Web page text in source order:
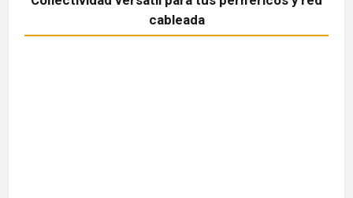
cableada